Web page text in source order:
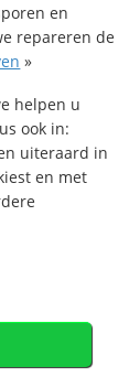
en
repareren de
»
helpen u
ook in:
uiteraard in
en met